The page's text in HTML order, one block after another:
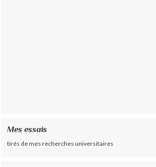
Mes essais
tirés de mes recherches universitaires